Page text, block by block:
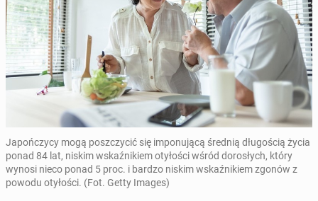
Japończycy mogą poszczycić się imponującą średnią długością życia
ponad 84 lat, niskim wskaźnikiem otyłości wśród dorosłych, który
wynosi nieco ponad 5 proc. i bardzo niskim wskaźnikiem zgonów z
powodu otyłości. (Fot. Getty Images)